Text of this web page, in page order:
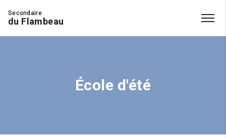
Secondaire
du Flambeau
École d'été